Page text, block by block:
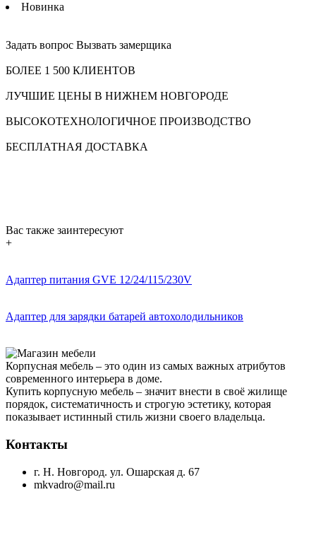
Новинка
Задать вопрос Вызвать замерщика
БОЛЕЕ 1 500 КЛИЕНТОВ
ЛУЧШИЕ ЦЕНЫ В НИЖНЕМ НОВГОРОДЕ
ВЫСОКОТЕХНОЛОГИЧНОЕ ПРОИЗВОДСТВО
БЕСПЛАТНАЯ ДОСТАВКА
Вас также заинтересуют
+
Адаптер питания GVE 12/24/115/230V
Адаптер для зарядки батарей автохолодильников
Корпусная мебель – это один из самых важных атрибутов
современного интерьера в доме.
Купить корпусную мебель – значит внести в своё жилище
порядок, систематичность и строгую эстетику, которая
показывает истинный стиль жизни своего владельца.
Контакты
г. Н. Новгород. ул. Ошарская д. 67
mkvadro@mail.ru